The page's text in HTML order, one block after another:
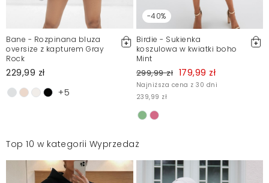
Bane - Rozpinana bluza
oversize z kapturem Gray
Rock
229,99 zł
+5
-40%
Birdie - Sukienka
koszulowa w kwiatki boho
Mint
299,99 zł 179,99 zł
Najniższa cena z 30 dni
239,99 zł
Top 10 w kategorii Wyprzedaż